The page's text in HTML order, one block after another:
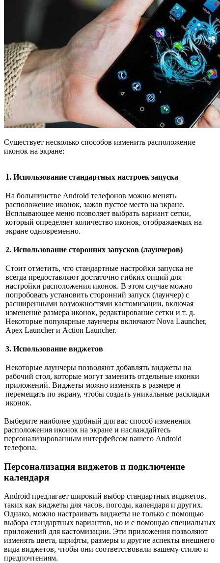
Существует несколько способов изменить расположение
иконок на экране:
1. Использование стандартных настроек запуска
На большинстве Android телефонов можно менять
расположение иконок, зажав пустое место на экране.
Всплывающее меню позволяет выбрать вариант сетки,
который определяет количество иконок, отображаемых на
экране одновременно.
2. Использование сторонних запусков (лаунчеров)
Стоит отметить, что стандартные настройки запуска не
всегда предоставляют достаточно гибких опций для
настройки расположения иконок. В этом случае можно
попробовать установить сторонний запуск (лаунчер) с
расширенными возможностями кастомизации, включая
изменение размера иконок, редактирование сетки и т. д.
Некоторые популярные лаунчеры включают Nova Launcher,
Apex Launcher и Action Launcher.
3. Использование виджетов
Некоторые лаунчеры позволяют добавлять виджеты на
рабочий стол, которые могут заменить отдельные иконки
приложений. Виджеты можно изменять в размере и
перемещать по экрану, чтобы создать уникальные раскладки
иконок.
Выберите наиболее удобный для вас способ изменения
расположения иконок на экране и наслаждайтесь
персонализированным интерфейсом вашего Android
телефона.
Персонализация виджетов и подключение
календаря
Android предлагает широкий выбор стандартных виджетов,
таких как виджеты для часов, погоды, календаря и других.
Однако, можно настраивать виджеты не только с помощью
выбора стандартных вариантов, но и с помощью специальных
приложений для кастомизации. Эти приложения позволяют
изменять цвета, шрифты, размеры и другие аспекты внешнего
вида виджетов, чтобы они соответствовали вашему стилю и
предпочтениям.